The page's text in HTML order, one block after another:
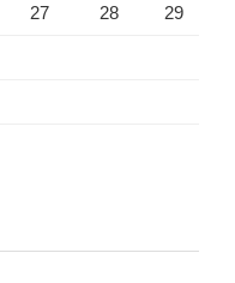
27 28 29